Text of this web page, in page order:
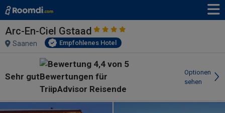
Arc-En-Ciel Gstaad
Saanen Empfohlenes Hotel
Sehr gut
Optionen
sehen